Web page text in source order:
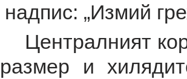
надпис: „Измий
Централният
размер и